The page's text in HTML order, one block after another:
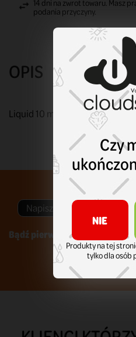
podania przyczyny.
OPIS
Liquid 10 ml. Sól nikotynowa.
Napisz swoją opinię
Bądź pierwszym który napisze
Czy
NIE
Produkty na tej
tylko dla osób